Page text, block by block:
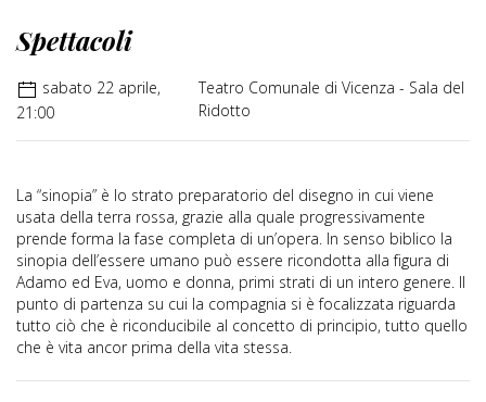
Spettacoli
sabato 22 aprile,
21:00
Teatro Comunale di Vicenza - Sala del
Ridotto
La “sinopia” è lo strato preparatorio del disegno in cui viene
usata della terra rossa, grazie alla quale progressivamente
prende forma la fase completa di un’opera. In senso biblico la
sinopia dell’essere umano può essere ricondotta alla figura di
Adamo ed Eva, uomo e donna, primi strati di un intero genere. Il
punto di partenza su cui la compagnia si è focalizzata riguarda
tutto ciò che è riconducibile al concetto di principio, tutto quello
che è vita ancor prima della vita stessa.